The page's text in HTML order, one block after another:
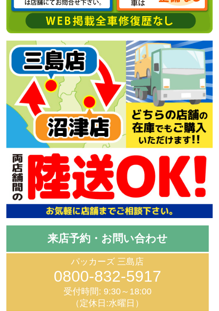
来店予約・お問い合わせ
パッカーズ 三島店
0800-832-5917
受付時間: 9:30～18:00
（定休日:水曜日）